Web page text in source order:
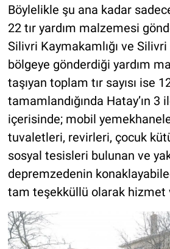
Böylelikle şu ana kadar
22 tır yardım malzemesi
Silivri Kaymakamlığı ve
bölgeye gönderdiği yardım
taşıyan toplam tır sayısı ise
tamamlandığında Hatay’ın 3
içerisinde; mobil
tuvaletleri, revirleri, çocuk
sosyal tesisleri bulunan ve
depremzedenin
tam teşekküllü olarak hizmet